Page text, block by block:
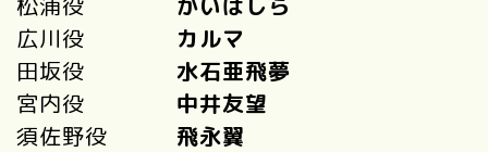
広川役 カルマ
田坂役 水石亜飛夢
宮内役 中井友望
須佐野役 飛永翼